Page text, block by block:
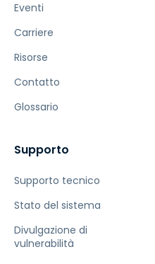
Eventi
Carriere
Risorse
Contatto
Glossario
Supporto
Supporto tecnico
Stato del sistema
Divulgazione di
vulnerabilità